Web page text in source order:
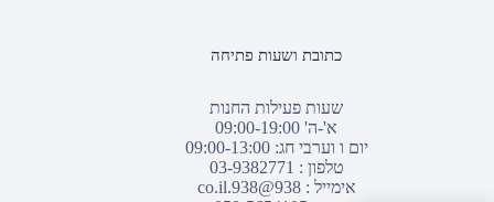
כתובת ושעות פתיחה
שעות פעילות החנות
א'-ה' 09:00-19:00
יום ו וערבי חג: 09:00-13:00
טלפון : 03-9382771
אימייל :938@938.co.il